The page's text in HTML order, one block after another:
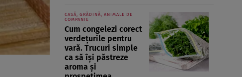
CASĂ, GRĂDINĂ, ANIMALE DE
COMPANIE
Cum congelezi corect
verdețurile pentru
vară. Trucuri simple
ca să își păstreze
aroma și